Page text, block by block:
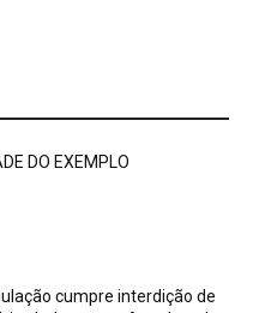
DO EXEMPLO
cumpre interdição de